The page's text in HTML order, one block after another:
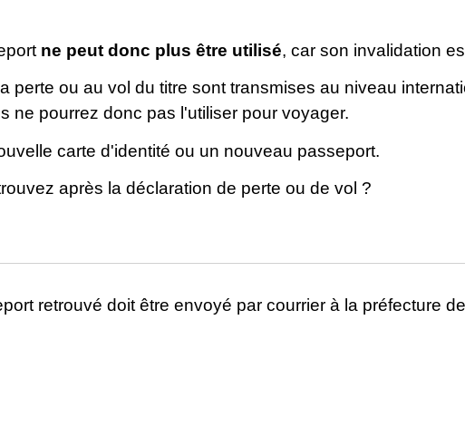
ne peut donc plus être utilisé, car son invalidation
perte ou au vol du titre sont transmises au niveau
ne pourrez donc pas l'utiliser pour voyager.
carte d'identité ou un nouveau passeport.
après la déclaration de perte ou de vol ?
retrouvé doit être envoyé par courrier à la préfecture